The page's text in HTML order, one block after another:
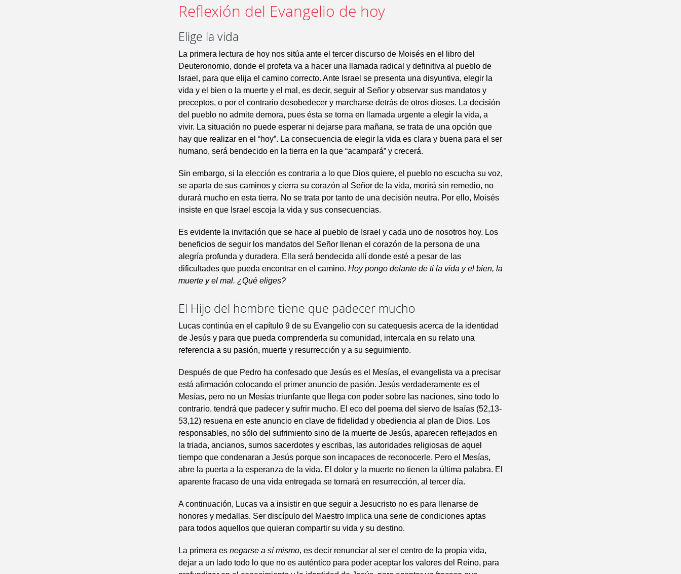
Reflexión del Evangelio de hoy
Elige la vida
La primera lectura de hoy nos sitúa ante el tercer discurso de Moisés en el libro del
Deuteronomio, donde el profeta va a hacer una llamada radical y definitiva al pueblo de
Israel, para que elija el camino correcto. Ante Israel se presenta una disyuntiva, elegir la
vida y el bien o la muerte y el mal, es decir, seguir al Señor y observar sus mandatos y
preceptos, o por el contrario desobedecer y marcharse detrás de otros dioses. La decisión
del pueblo no admite demora, pues ésta se torna en llamada urgente a elegir la vida, a
vivir. La situación no puede esperar ni dejarse para mañana, se trata de una opción que
hay que realizar en el “hoy”. La consecuencia de elegir la vida es clara y buena para el ser
humano, será bendecido en la tierra en la que “acampará” y crecerá.
Sin embargo, si la elección es contraria a lo que Dios quiere, el pueblo no escucha su voz,
se aparta de sus caminos y cierra su corazón al Señor de la vida, morirá sin remedio, no
durará mucho en esta tierra. No se trata por tanto de una decisión neutra. Por ello, Moisés
insiste en que Israel escoja la vida y sus consecuencias.
Es evidente la invitación que se hace al pueblo de Israel y cada uno de nosotros hoy. Los
beneficios de seguir los mandatos del Señor llenan el corazón de la persona de una
alegría profunda y duradera. Ella será bendecida allí donde esté a pesar de las
dificultades que pueda encontrar en el camino. Hoy pongo delante de ti la vida y el bien, la
muerte y el mal. ¿Qué eliges?
El Hijo del hombre tiene que padecer mucho
Lucas continúa en el capítulo 9 de su Evangelio con su catequesis acerca de la identidad
de Jesús y para que pueda comprenderla su comunidad, intercala en su relato una
referencia a su pasión, muerte y resurrección y a su seguimiento.
Después de que Pedro ha confesado que Jesús es el Mesías, el evangelista va a precisar
está afirmación colocando el primer anuncio de pasión. Jesús verdaderamente es el
Mesías, pero no un Mesías triunfante que llega con poder sobre las naciones, sino todo lo
contrario, tendrá que padecer y sufrir mucho. El eco del poema del siervo de Isaías (52,13-
53,12) resuena en este anuncio en clave de fidelidad y obediencia al plan de Dios. Los
responsables, no sólo del sufrimiento sino de la muerte de Jesús, aparecen reflejados en
la triada, ancianos, sumos sacerdotes y escribas, las autoridades religiosas de aquel
tiempo que condenaran a Jesús porque son incapaces de reconocerle. Pero el Mesías,
abre la puerta a la esperanza de la vida. El dolor y la muerte no tienen la última palabra. El
aparente fracaso de una vida entregada se tornará en resurrección, al tercer día.
A continuación, Lucas va a insistir en que seguir a Jesucristo no es para llenarse de
honores y medallas. Ser discípulo del Maestro implica una serie de condiciones aptas
para todos aquellos que quieran compartir su vida y su destino.
La primera es negarse a sí mismo, es decir renunciar al ser el centro de la propia vida,
dejar a un lado todo lo que no es auténtico para poder aceptar los valores del Reino, para